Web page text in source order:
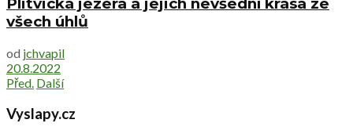
všech úhlů
od jchvapil
20.8.2022
Před. Další
Vyslapy.cz